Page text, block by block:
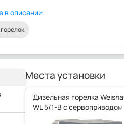
в описании
Места установки
Дизельная горелка
WL 5/1-B с сервоприводом